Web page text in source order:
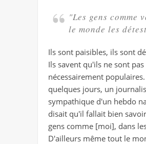
"Les gens comme
le monde les
Ils sont paisibles, ils sont
Ils savent qu'ils ne sont pas
nécessairement
quelques jours, un
sympathique d'un hebdo
disait qu'il fallait bien
gens comme [moi], dans
D'ailleurs même tout le